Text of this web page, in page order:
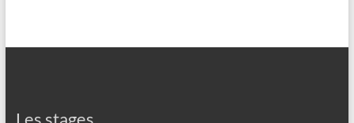
Les stages